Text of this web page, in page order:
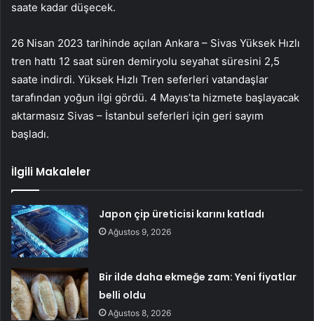
saate kadar düşecek.
26 Nisan 2023 tarihinde açılan Ankara – Sivas Yüksek Hızlı
tren hattı 12 saat süren demiryolu seyahat süresini 2,5
saate indirdi. Yüksek Hızlı Tren seferleri vatandaşlar
tarafından yoğun ilgi gördü. 4 Mayıs’ta hizmete başlayacak
aktarmasız Sivas – İstanbul seferleri için geri sayım
başladı.
İlgili Makaleler
Japon çip üreticisi karını katladı
Ağustos 9, 2026
Bir ilde daha ekmeğe zam: Yeni fiyatlar
belli oldu
Ağustos 8, 2026